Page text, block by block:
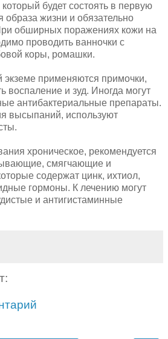
будет состоять в первую
образа жизни и обязательно
обширных поражениях кожи на
проводить ванночки с
коры, ромашки.
применяются примочки,
воспаление и зуд. Иногда могут
антибактериальные препараты.
высыпаний, используют
хроническое, рекомендуется
смягчающие и
содержат цинк, ихтиол,
гормоны. К лечению могут
и антигистаминные